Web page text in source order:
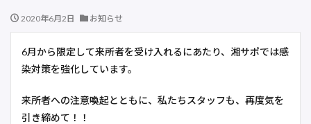
2020年6月2日 お知らせ
6月から限定して来所者を受け入れるにあたり、湘サポでは感
染対策を強化しています。
来所者への注意喚起とともに、私たちスタッフも、再度気を
引き締めて！！